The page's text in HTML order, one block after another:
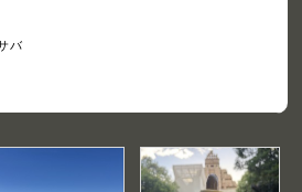
バ